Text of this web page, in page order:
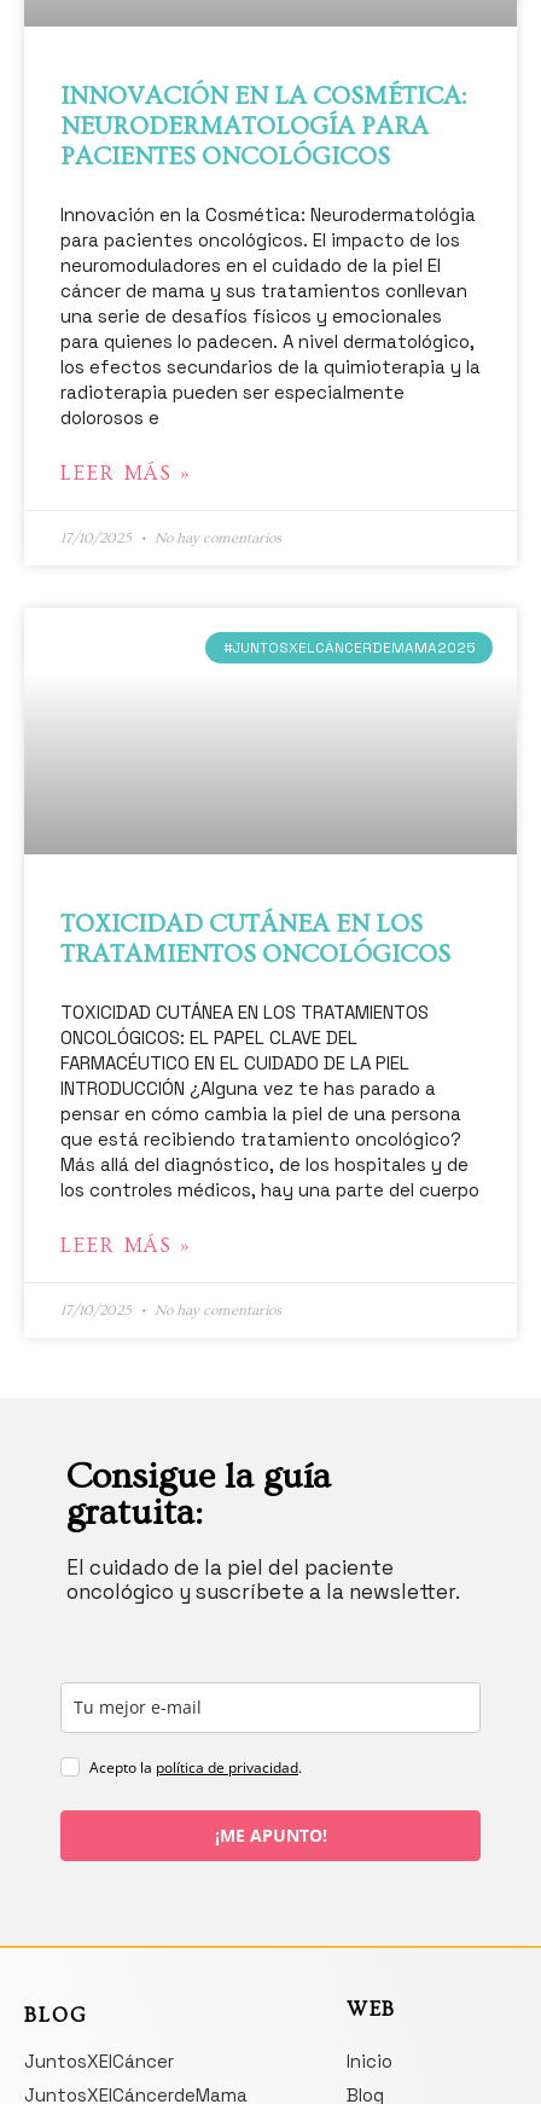
INNOVACIÓN EN LA COSMÉTICA:
NEURODERMATOLOGÍA PARA
PACIENTES ONCOLÓGICOS
Innovación en la Cosmética: Neurodermatológia
para pacientes oncológicos. El impacto de los
neuromoduladores en el cuidado de la piel El
cáncer de mama y sus tratamientos conllevan
una serie de desafíos físicos y emocionales
para quienes lo padecen. A nivel dermatológico,
los efectos secundarios de la quimioterapia y la
radioterapia pueden ser especialmente
dolorosos e
LEER MÁS »
17/10/2025 No hay comentarios
#JUNTOSXELCÁNCERDEMAMA2025
TOXICIDAD CUTÁNEA EN LOS
TRATAMIENTOS ONCOLÓGICOS
TOXICIDAD CUTÁNEA EN LOS TRATAMIENTOS
ONCOLÓGICOS: EL PAPEL CLAVE DEL
FARMACÉUTICO EN EL CUIDADO DE LA PIEL
INTRODUCCIÓN ¿Alguna vez te has parado a
pensar en cómo cambia la piel de una persona
que está recibiendo tratamiento oncológico?
Más allá del diagnóstico, de los hospitales y de
los controles médicos, hay una parte del cuerpo
LEER MÁS »
17/10/2025 No hay comentarios
Consigue la guía
gratuita:
El cuidado de la piel del paciente
oncológico y suscríbete a la newsletter.
Acepto la política de privacidad.
¡ME APUNTO!
BLOG
JuntosXElCáncer
JuntosXElCáncerdeMama
WEB
Inicio
Blog